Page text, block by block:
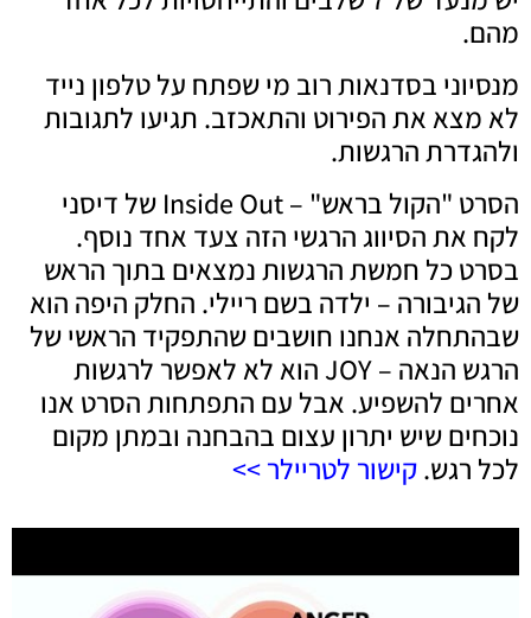
מהם.
מנסיוני בסדנאות רוב מי שפתח על טלפון נייד
לא מצא את הפירוט והתאכזב. תגיעו לתגובות
ולהגדרת הרגשות.
הסרט "הקול בראש" – Inside Out של דיסני
לקח את הסיווג הרגשי הזה צעד אחד נוסף.
בסרט כל חמשת הרגשות נמצאים בתוך הראש
של הגיבורה – ילדה בשם ריילי. החלק היפה הוא
שבהתחלה אנחנו חושבים שהתפקיד הראשי של
הרגש הנאה – JOY הוא לא לאפשר לרגשות
אחרים להשפיע. אבל עם התפתחות הסרט אנו
נוכחים שיש יתרון עצום בהבחנה ובמתן מקום
לכל רגש.קישור לטריילר >>